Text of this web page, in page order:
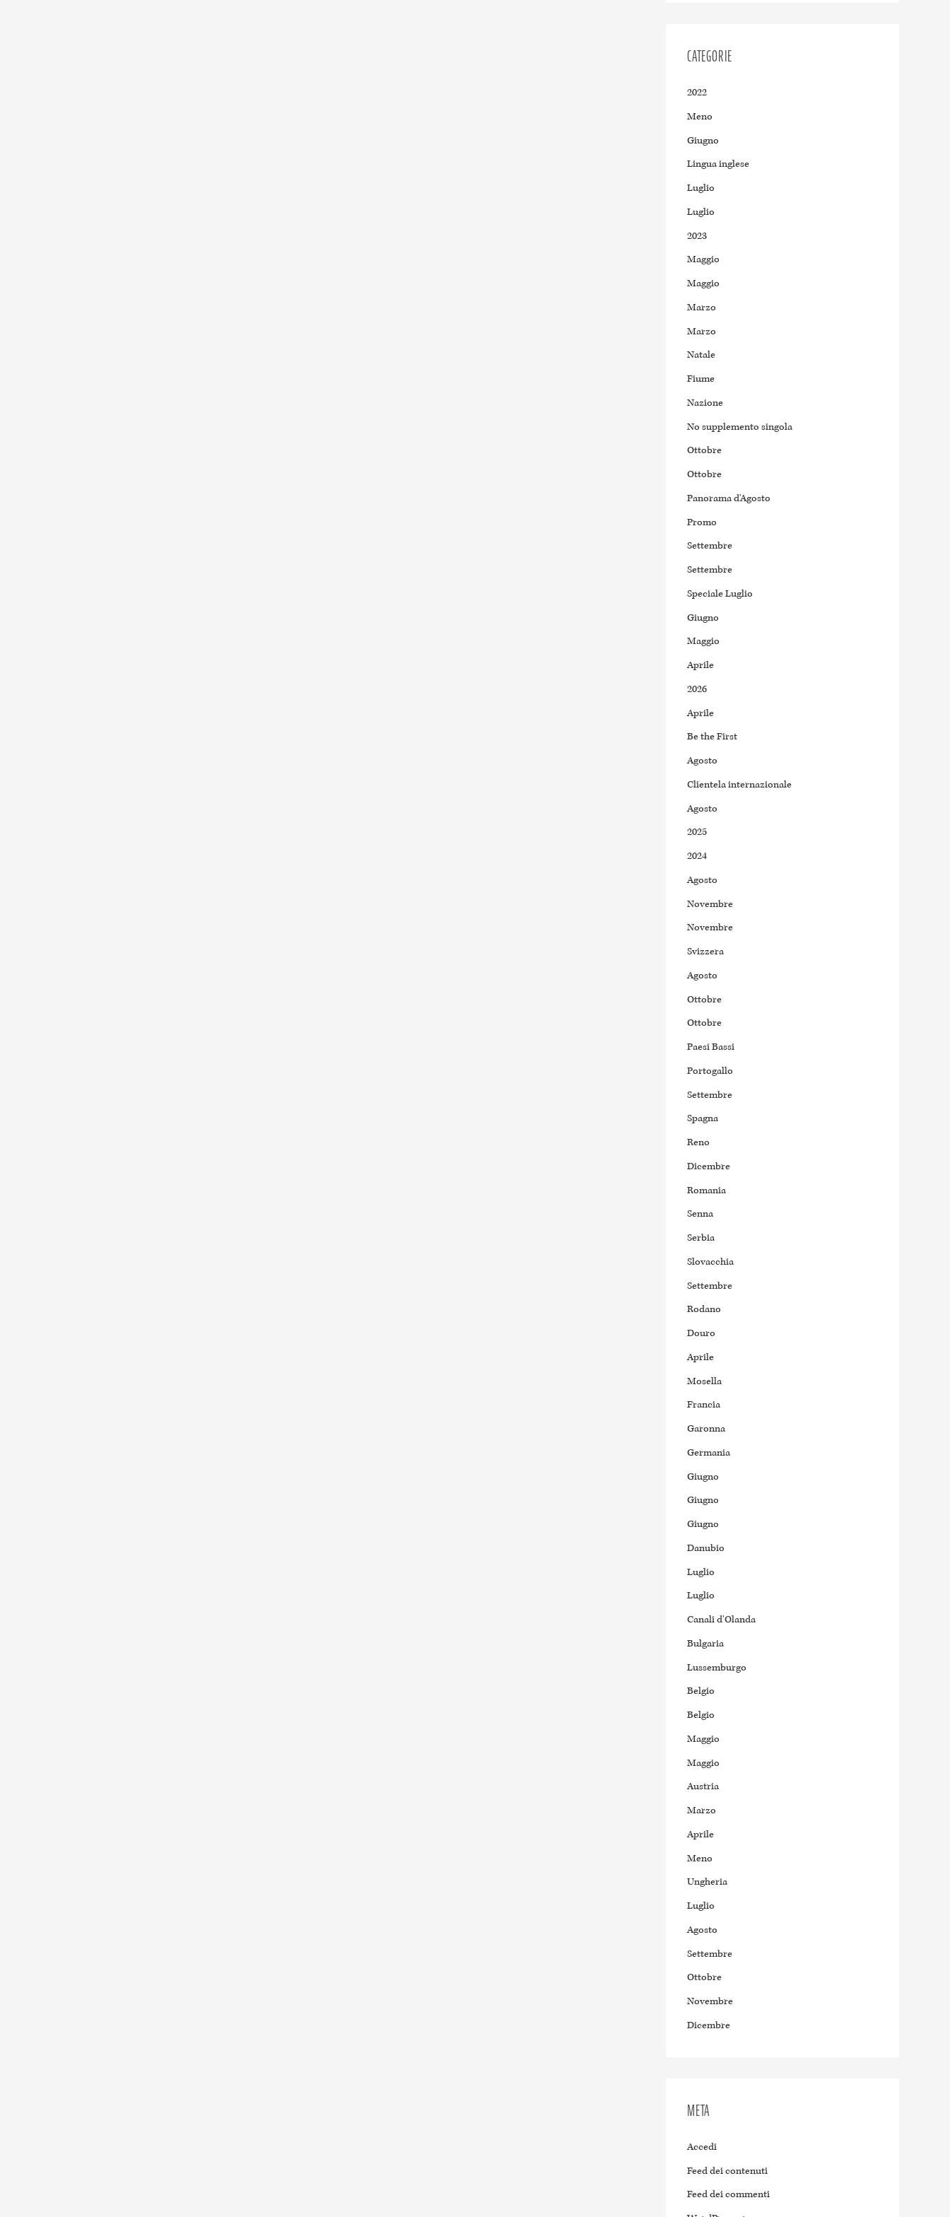
CATEGORIE
2022
Meno
Giugno
Lingua inglese
Luglio
Luglio
2023
Maggio
Maggio
Marzo
Marzo
Natale
Fiume
Nazione
No supplemento singola
Ottobre
Ottobre
Panorama d'Agosto
Promo
Settembre
Settembre
Speciale Luglio
Giugno
Maggio
Aprile
2026
Aprile
Be the First
Agosto
Clientela internazionale
Agosto
2025
2024
Agosto
Novembre
Novembre
Svizzera
Agosto
Ottobre
Ottobre
Paesi Bassi
Portogallo
Settembre
Spagna
Reno
Dicembre
Romania
Senna
Serbia
Slovacchia
Settembre
Rodano
Douro
Aprile
Mosella
Francia
Garonna
Germania
Giugno
Giugno
Giugno
Danubio
Luglio
Luglio
Canali d'Olanda
Bulgaria
Lussemburgo
Belgio
Belgio
Maggio
Maggio
Austria
Marzo
Aprile
Meno
Ungheria
Luglio
Agosto
Settembre
Ottobre
Novembre
Dicembre
META
Accedi
Feed dei contenuti
Feed dei commenti